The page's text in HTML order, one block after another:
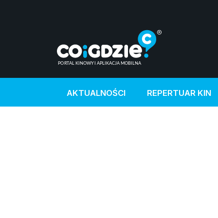
AKTUALNOŚCI REPERTUAR KIN